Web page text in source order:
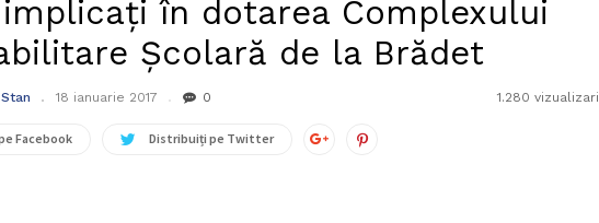
în dotarea Complexului
Școlară de la Brădet
18 ianuarie 2017 0 1.280 vizualizari
Facebook Distribuiți pe Twitter